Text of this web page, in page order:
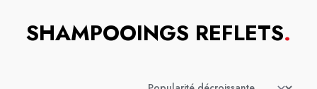
SHAMPOOINGS REFLETS.